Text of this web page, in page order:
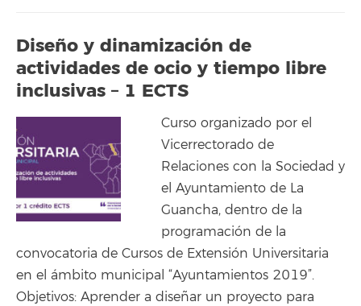
Diseño y dinamización de
actividades de ocio y tiempo libre
inclusivas – 1 ECTS
Curso organizado por el
Vicerrectorado de
Relaciones con la Sociedad y
el Ayuntamiento de La
Guancha, dentro de la
programación de la
convocatoria de Cursos de Extensión Universitaria
en el ámbito municipal “Ayuntamientos 2019”.
Objetivos: Aprender a diseñar un proyecto para